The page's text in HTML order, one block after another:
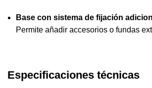
Base con sistema de fijación
Permite añadir accesorios o fundas
Especificaciones técnicas